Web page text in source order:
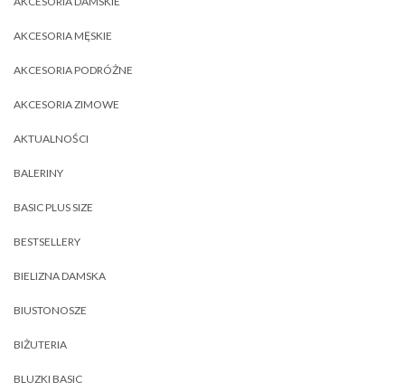
AKCESORIA MĘSKIE
AKCESORIA PODRÓŻNE
AKCESORIA ZIMOWE
AKTUALNOŚCI
BALERINY
BASIC PLUS SIZE
BESTSELLERY
BIELIZNA DAMSKA
BIUSTONOSZE
BIŻUTERIA
BLUZKI BASIC